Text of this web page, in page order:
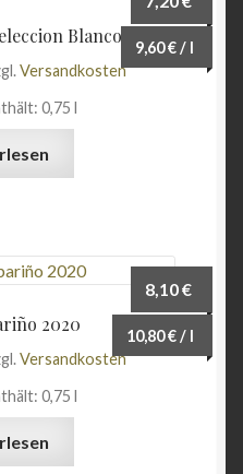
Blanco
9,60€/ l
Versandkosten
0,75 l
2020
8,10€
10,80€/ l
Versandkosten
0,75 l